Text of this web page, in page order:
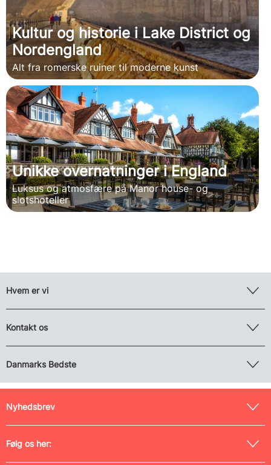
Kultur og historie i Lake District og
Nordengland
Alt fra romerske ruiner til moderne kunst
Unikke overnatninger i England
Luksus og atmosfære på Manor house- og
slotshoteller
Hvem er vi
Kontakt os
Danmarks Bedste
Nyhedsbrev
Følg os her: